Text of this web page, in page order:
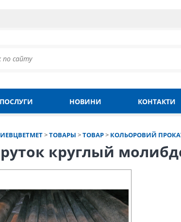
ПОСЛУГИ НОВИНИ КОНТАКТИ
>ТОВАРЫ >ТОВАР> КОЛЬОРОВИЙ
круглый